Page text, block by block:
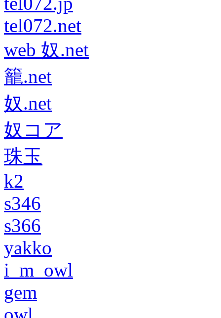
tel072.net
web 奴.net
籠.net
奴.net
奴コア
珠玉
k2
s346
s366
yakko
i_m_owl
gem